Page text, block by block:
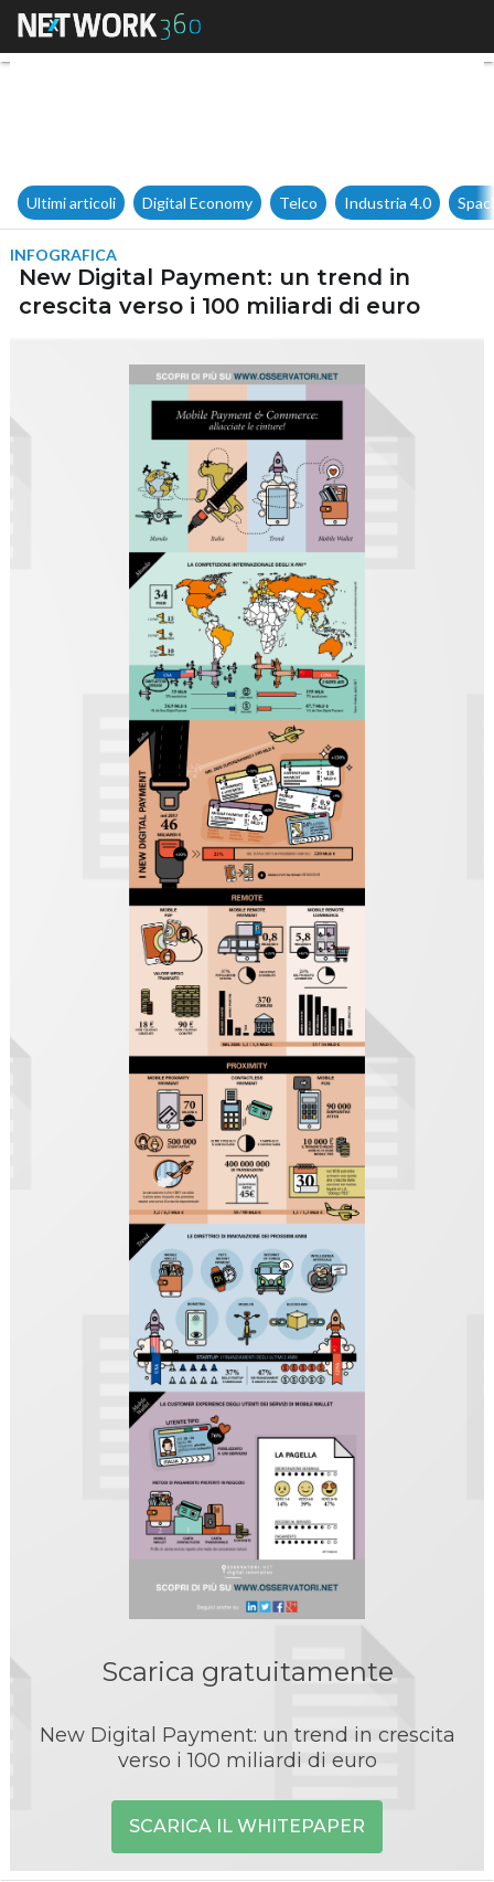
New Digital Payment: un
Ultimi articoli Digital Economy Telco Industria 4.0
INFOGRAFICA
New Digital Payment: un trend in
crescita verso i 100 miliardi di euro
Scarica gratuitamente
New Digital Payment: un trend in crescita
verso i 100 miliardi di euro
SCARICA IL WHITEPAPER